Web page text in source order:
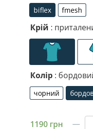
biflex
biflex
fmesh
fmesh
Крій :
Колір :
чорний
чорний
1190 грн